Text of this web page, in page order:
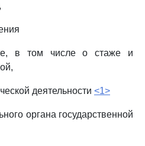
в том числе о стаже и
деятельности <1>
органа государственной